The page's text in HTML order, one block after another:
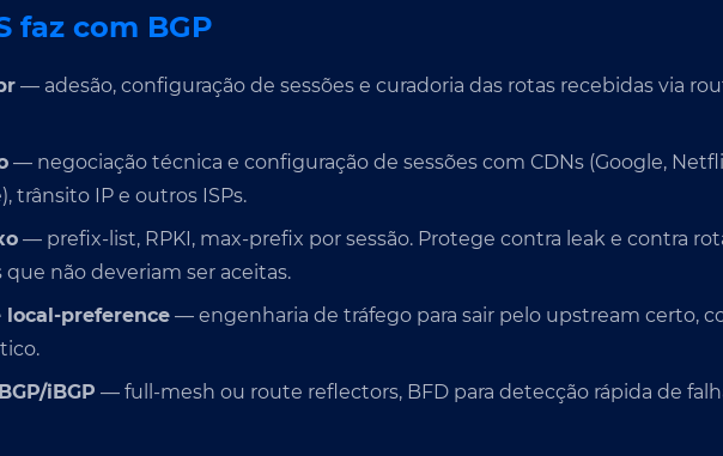
faz com BGP
— adesão, configuração de sessões e curadoria das rotas recebidas via
— negociação técnica e configuração de sessões com CDNs (Google,
trânsito IP e outros ISPs.
— prefix-list, RPKI, max-prefix por sessão. Protege contra leak e contra
que não deveriam ser aceitas.
preference — engenharia de tráfego para sair pelo upstream certo,
iBGP — full-mesh ou route reflectors, BFD para detecção rápida de